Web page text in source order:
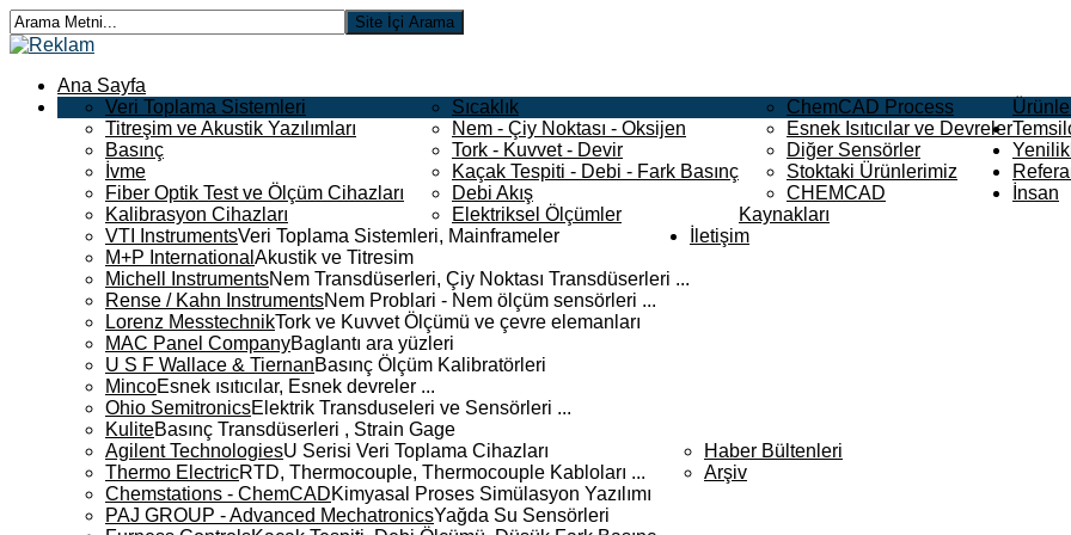
Ana Sayfa
Veri Toplama Sistemleri
Titreşim ve Akustik Yazılımları
Basınç
İvme
Fiber Optik Test ve Ölçüm Cihazları
Kalibrasyon Cihazları
Sıcaklık
Nem - Çiy Noktası - Oksijen
Tork - Kuvvet - Devir
Kaçak Tespiti - Debi - Fark Basınç
Debi Akış
Elektriksel Ölçümler
ChemCAD Process
Esnek Isıtıcılar ve Devreler
Diğer Sensörler
Stoktaki Ürünlerimiz
CHEMCAD
VTI InstrumentsVeri Toplama Sistemleri, Mainframeler
M+P International Akustik ve Titresim
Michell InstrumentsNem Transdüserleri, Çiy Noktası Transdüserleri ...
Rense / Kahn InstrumentsNem Problari - Nem ölçüm sensörleri ...
Lorenz MesstechnikTork ve Kuvvet Ölçümü ve çevre elemanları
MAC Panel CompanyBaglantı ara yüzleri
U S F Wallace & TiernanBasınç Ölçüm Kalibratörleri
MincoEsnek ısıtıcılar, Esnek devreler ...
Ohio SemitronicsElektrik Transduseleri ve Sensörleri ...
KuliteBasınç Transdüserleri , Strain Gage
Agilent TechnologiesU Serisi Veri Toplama Cihazları
Thermo ElectricRTD, Thermocouple, Thermocouple Kabloları ...
Chemstations - ChemCADKimyasal Proses Simülasyon Yazılımı
PAJ GROUP - Advanced MechatronicsYağda Su Sensörleri
Haber Bültenleri
Arşiv
İnsan
Kaynakları
İletişim